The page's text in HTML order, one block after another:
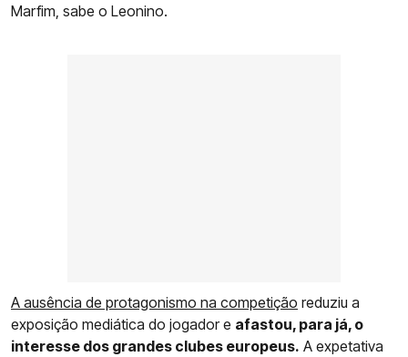
Marfim, sabe o Leonino.
A ausência de protagonismo na competição reduziu a
exposição mediática do jogador e afastou, para já, o
interesse dos grandes clubes europeus. A expetativa